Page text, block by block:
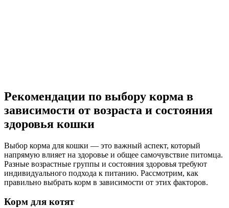
Рекомендации по выбору корма в
зависимости от возраста и состояния
здоровья кошки
Выбор корма для кошки — это важный аспект, который
напрямую влияет на здоровье и общее самочувствие питомца.
Разные возрастные группы и состояния здоровья требуют
индивидуального подхода к питанию. Рассмотрим, как
правильно выбрать корм в зависимости от этих факторов.
Корм для котят